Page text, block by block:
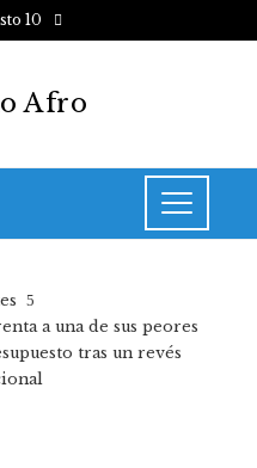
10
a una de sus peores
tras un revés